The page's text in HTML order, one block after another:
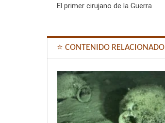
El primer cirujano de la Guerra
⭐ CONTENIDO RELACIONADO